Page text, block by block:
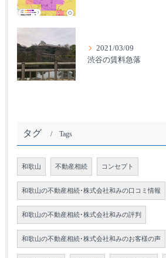
2021/03/09
渋谷の賃料急落
タグ Tags
和歌山 不動産相続 コンセプト
和歌山の不動産相続･株式会社和みの口コミ情報
和歌山の不動産相続･株式会社和みの評判
和歌山の不動産相続･株式会社和みのお客様の声